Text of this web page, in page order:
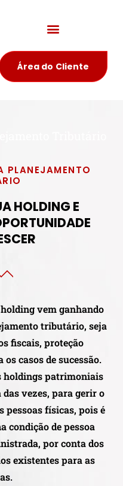
Área do Cliente
PLANEJAMENTO
HOLDING E
vem ganhando
tributário, seja
fiscais, proteção
casos de sucessão.
holdings patrimoniais
vezes, para gerir o
pessoas físicas, pois é
condição de pessoa
por conta dos
existentes para as